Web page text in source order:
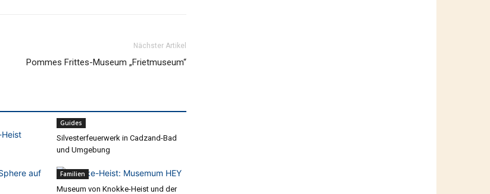
Nächster Artikel
Pommes Frittes-Museum „Frietmuseum“
Guides
Silvesterfeuerwerk in Cadzand-Bad
und Umgebung
Familien
Museum von Knokke-Heist und der